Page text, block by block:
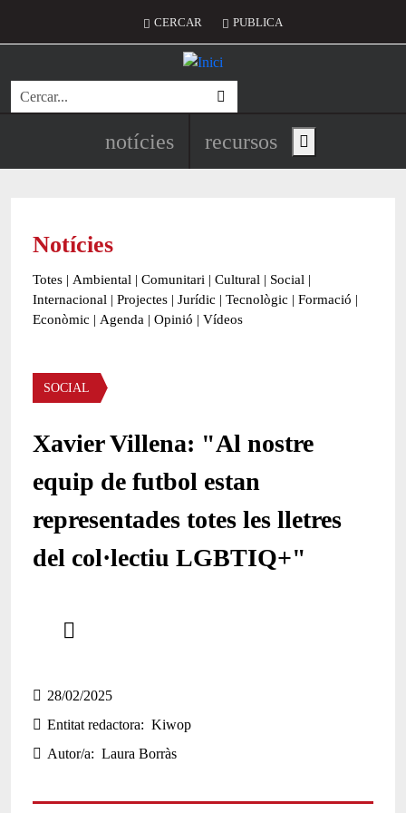
Menú del compte d'usuari
CERCAR PUBLICA
Cerca
Navegació principal de
notícies recursos Show main menu
Notícies
Totes | Ambiental | Comunitari | Cultural | Social |
Internacional | Projectes | Jurídic | Tecnològic | Formació |
Econòmic | Agenda | Opinió | Vídeos
Àmbit de la notícia
SOCIAL
Xavier Villena: "Al nostre
equip de futbol estan
representades totes les lletres
del col·lectiu LGBTIQ+"
28/02/2025
Entitat redactora
Kiwop
Autor/a
Laura Borràs